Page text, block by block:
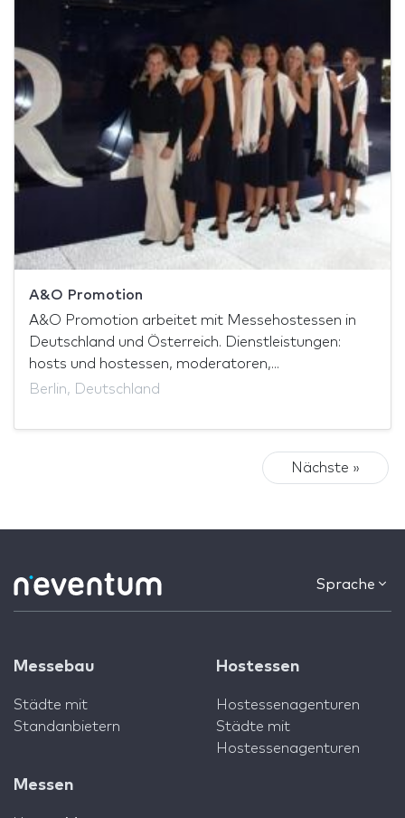
A&O Promotion
A&O Promotion arbeitet mit Messehostessen in
Deutschland und Österreich. Dienstleistungen:
hosts und hostessen, moderatoren,...
Berlin, Deutschland
Nächste »
Sprache
Messebau
Städte mit
Standanbietern
Hostessen
Hostessenagenturen
Städte mit
Hostessenagenturen
Messen